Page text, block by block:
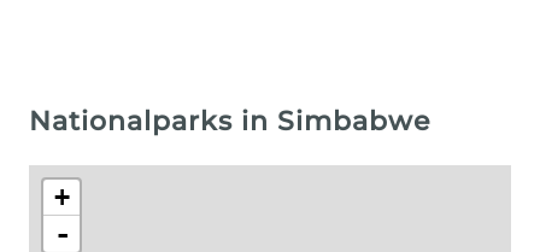
Nationalparks in Simbabwe
+
-